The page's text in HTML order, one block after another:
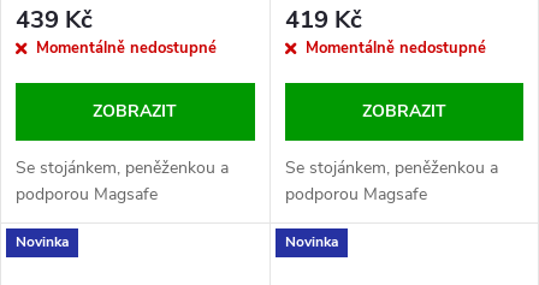
439 Kč
Momentálně nedostupné
ZOBRAZIT
Se stojánkem, peněženkou a
podporou Magsafe
419 Kč
Momentálně nedostupné
ZOBRAZIT
Se stojánkem, peněženkou a
podporou Magsafe
Novinka Novinka